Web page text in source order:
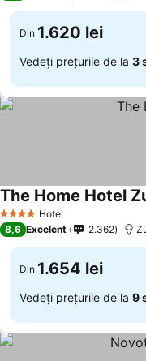
Din 1.620 lei
Vedeți prețurile de la 3
4 Stele Hotel
The Home Hotel
8,6 Excelent 2.362
Din 1.654 lei
Vedeți prețurile de la 9